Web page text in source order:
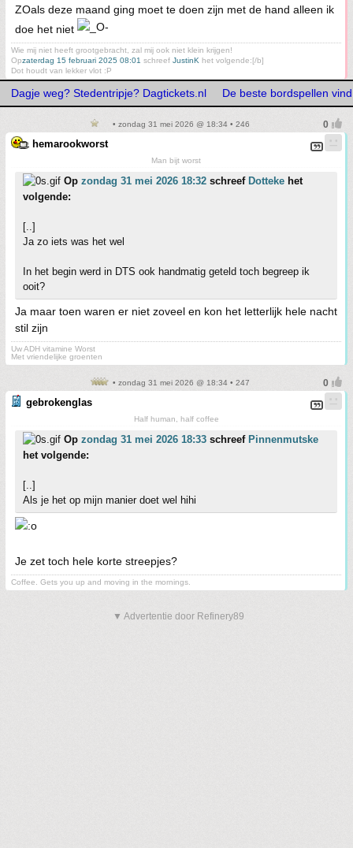
ZOals deze maand ging moet te doen zijn met de hand alleen ik
doe het niet
Wie mij niet heeft grootgebracht, zal mij ook niet klein krijgen!
Opzaterdag 15 februari 2025 08:01 schreef JustinK het volgende:[/b]
Dot houdt van lekker vlot :P
Dagje weg? Stedentripje? Dagtickets.nl De beste bordspellen
• zondag 31 mei 2026 @ 18:34 • 246
hemarookworst
Man bijt worst
Op zondag 31 mei 2026 18:32 schreef Dotteke het
volgende:
[..]
Ja zo iets was het wel
In het begin werd in DTS ook handmatig geteld toch begreep ik
ooit?
Ja maar toen waren er niet zoveel en kon het letterlijk hele nacht
stil zijn
Uw ADH vitamine Worst
Met vriendelijke groenten
• zondag 31 mei 2026 @ 18:34 • 247
gebrokenglas
Half human, half coffee
Op zondag 31 mei 2026 18:33 schreef Pinnenmutske
het volgende:
[..]
Als je het op mijn manier doet wel hihi
Je zet toch hele korte streepjes?
Coffee. Gets you up and moving in the mornings.
▼ Advertentie door Refinery89